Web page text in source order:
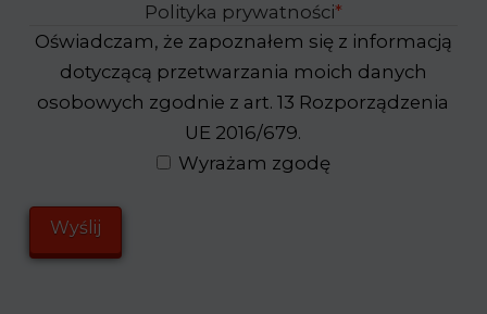
Polityka prywatności*
Oświadczam, że zapoznałem się z informacją
dotyczącą przetwarzania moich danych
osobowych zgodnie z art. 13 Rozporządzenia
UE 2016/679.
Wyrażam zgodę